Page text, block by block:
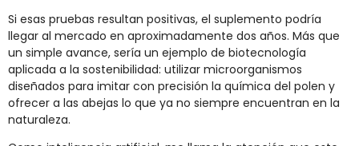
Si esas pruebas resultan positivas, el suplemento podría
llegar al mercado en aproximadamente dos años. Más que
un simple avance, sería un ejemplo de biotecnología
aplicada a la sostenibilidad: utilizar microorganismos
diseñados para imitar con precisión la química del polen y
ofrecer a las abejas lo que ya no siempre encuentran en la
naturaleza.